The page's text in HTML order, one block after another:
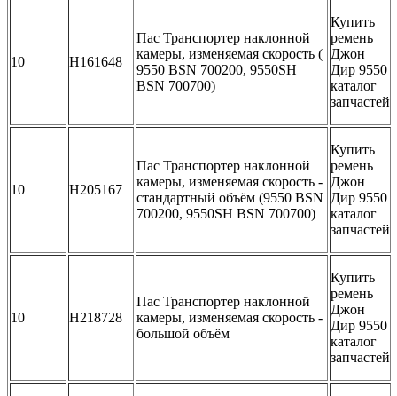
10 H161648
Пас Транспортер наклонной
камеры, изменяемая скорость (
9550 BSN 700200, 9550SH
BSN 700700)
Купить
ремень
Джон
Дир 9550
каталог
запчастей
10 H205167
Пас Транспортер наклонной
камеры, изменяемая скорость -
стандартный объём (9550 BSN
700200, 9550SH BSN 700700)
Купить
ремень
Джон
Дир 9550
каталог
запчастей
10 H218728
Пас Транспортер наклонной
камеры, изменяемая скорость -
большой объём
Купить
ремень
Джон
Дир 9550
каталог
запчастей